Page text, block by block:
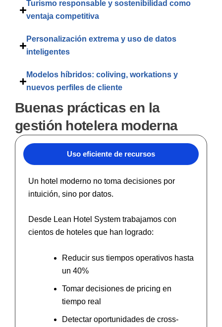
Turismo responsable y sostenibilidad como
ventaja competitiva
Personalización extrema y uso de datos
inteligentes
Modelos híbridos: coliving, workations y
nuevos perfiles de cliente
Buenas prácticas en la
gestión hotelera moderna
Uso eficiente de recursos
Un hotel moderno no toma decisiones por
intuición, sino por datos.
Desde Lean Hotel System trabajamos con
cientos de hoteles que han logrado:
Reducir sus tiempos operativos hasta
un 40%
Tomar decisiones de pricing en
tiempo real
Detectar oportunidades de cross-